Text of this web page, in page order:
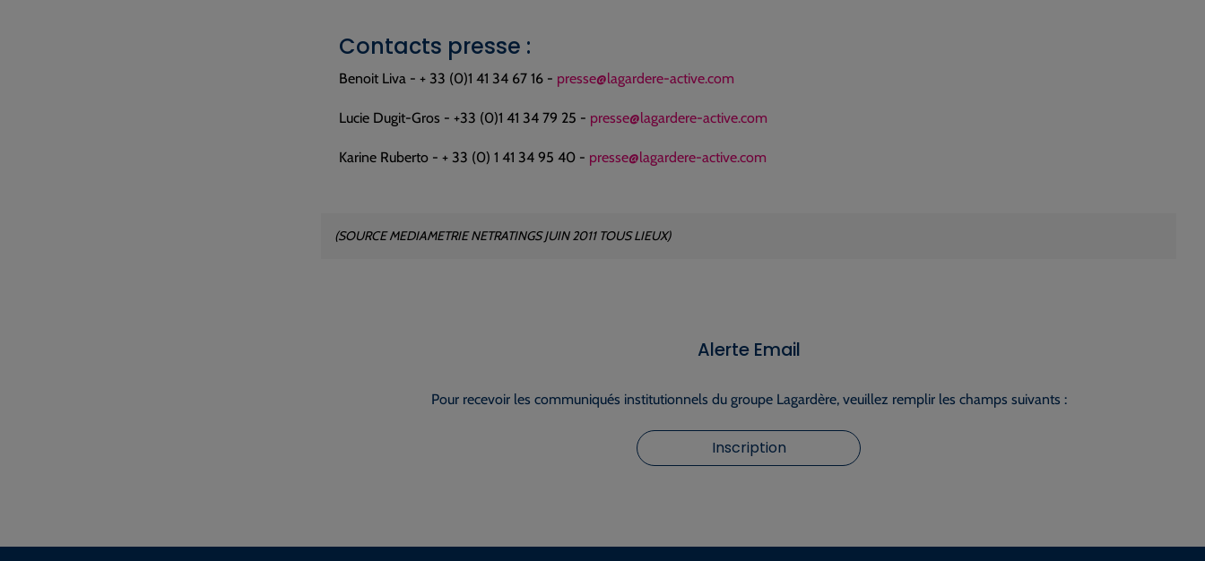
Contacts presse :
Benoit Liva - + 33 (0)1 41 34 67 16 - presse@lagardere-active.com
Lucie Dugit-Gros - +33 (0)1 41 34 79 25 - presse@lagardere-active.com
Karine Ruberto - + 33 (0) 1 41 34 95 40 - presse@lagardere-active.com
(SOURCE MEDIAMETRIE NETRATINGS JUIN 2011 TOUS LIEUX)
Alerte Email
Pour recevoir les communiqués institutionnels du groupe Lagardère, veuillez remplir les champs suivants :
Inscription